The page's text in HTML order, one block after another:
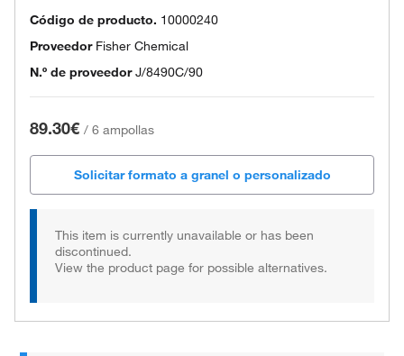
Código de producto. 10000240
Proveedor Fisher Chemical
N.º de proveedor J/8490C/90
89.30€ / 6 ampollas
Solicitar formato a granel o personalizado
This item is currently unavailable or has been
discontinued.
View the product page for possible alternatives.